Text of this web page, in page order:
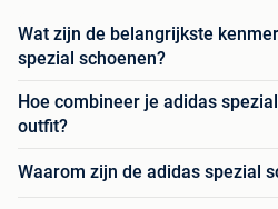
Wat zijn de belangrijkste
spezial schoenen?
Hoe combineer je adidas
outfit?
Waarom zijn de adidas spezial